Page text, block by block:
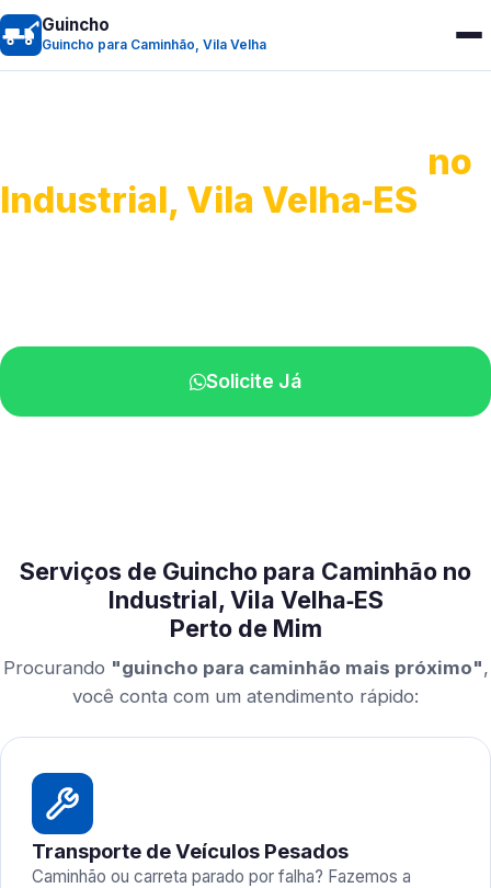
Guincho
Guincho para Caminhão, Vila Velha
no
Industrial, Vila Velha‑ES
Solicite Já
Serviços de Guincho para Caminhão no
Industrial, Vila Velha‑ES
Perto de Mim
Procurando "guincho para caminhão mais próximo",
você conta com um atendimento rápido:
Transporte de Veículos Pesados
Caminhão ou carreta parado por falha? Fazemos a